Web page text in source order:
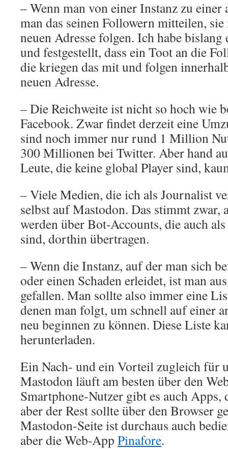
– Wenn man von einer Instanz zu einer
man das seinen Followern mitteilen, sie
neuen Adresse folgen. Ich habe
und festgestellt, dass ein Toot an die
die kriegen das mit und folgen
neuen Adresse.
– Die Reichweite ist nicht so hoch wie
Facebook. Zwar findet derzeit eine
sind noch immer nur rund 1 Million
300 Millionen bei Twitter. Aber hand
Leute, die keine global Player sind,
– Viele Medien, die ich als Journalist
selbst auf Mastodon. Das stimmt zwar,
werden über Bot-Accounts, die auch
sind, dorthin übertragen.
– Wenn die Instanz, auf der man sich
oder einen Schaden erleidet, ist man
gefallen. Man sollte also immer eine
denen man folgt, um schnell auf einer
neu beginnen zu können. Diese Liste
herunterladen.
Ein Nach- und ein Vorteil zugleich für
Mastodon läuft am besten über den
Smartphone-Nutzer gibt es auch Apps,
aber der Rest sollte über den Browser
Mastodon-Seite ist durchaus auch
aber die Web-App Pinafore.